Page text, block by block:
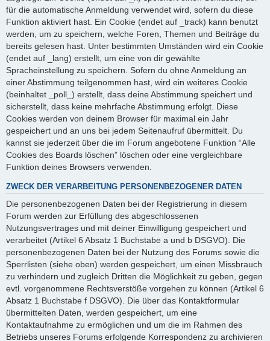
für die automatische Anmeldung verwendet wird, sofern du diese
Funktion aktiviert hast. Ein Cookie (endet auf _track) kann benutzt
werden, um zu speichern, welche Foren, Themen und Beiträge du
bereits gelesen hast. Unter bestimmten Umständen wird ein Cookie
(endet auf _lang) erstellt, um eine von dir gewählte
Spracheinstellung zu speichern. Sofern du ohne Anmeldung an
einer Abstimmung teilgenommen hast, wird ein weiteres Cookie
(beinhaltet _poll_) erstellt, dass deine Abstimmung speichert und
sicherstellt, dass keine mehrfache Abstimmung erfolgt. Diese
Cookies werden von deinem Browser für maximal ein Jahr
gespeichert und an uns bei jedem Seitenaufruf übermittelt. Du
kannst sie jederzeit über die im Forum angebotene Funktion “Alle
Cookies des Boards löschen” löschen oder eine vergleichbare
Funktion deines Browsers verwenden.
ZWECK DER VERARBEITUNG PERSONENBEZOGENER DATEN
Die personenbezogenen Daten bei der Registrierung in diesem
Forum werden zur Erfüllung des abgeschlossenen
Nutzungsvertrages und mit deiner Einwilligung gespeichert und
verarbeitet (Artikel 6 Absatz 1 Buchstabe a und b DSGVO). Die
personenbezogenen Daten bei der Nutzung des Forums sowie die
Sperrlisten (siehe oben) werden gespeichert, um einen Missbrauch
zu verhindern und zugleich Dritten die Möglichkeit zu geben, gegen
evtl. vorgenommene Rechtsverstöße vorgehen zu können (Artikel 6
Absatz 1 Buchstabe f DSGVO). Die über das Kontaktformular
übermittelten Daten, werden gespeichert, um eine
Kontaktaufnahme zu ermöglichen und um die im Rahmen des
Betriebs unseres Forums erfolgende Korrespondenz zu archivieren